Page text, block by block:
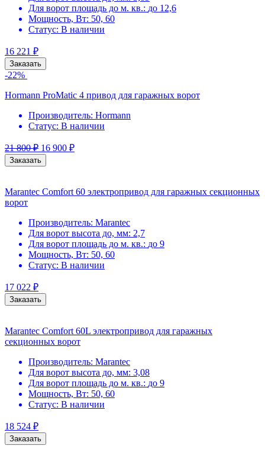
Для ворот площадь до м. кв.: до 12,6
Мощность, Вт: 50, 60
Статус: В наличии
16 221 ₽
Заказать
-22%
Hormann ProMatic 4 привод для гаражных ворот
Производитель: Hormann
Статус: В наличии
21 800₽ 16 900 ₽
Заказать
Marantec Comfort 60 электропривод для гаражных секционных
ворот
Производитель: Marantec
Для ворот высота до, мм: 2,7
Для ворот площадь до м. кв.: до 9
Мощность, Вт: 50, 60
Статус: В наличии
17 022 ₽
Заказать
Marantec Comfort 60L электропривод для гаражных
секционных ворот
Производитель: Marantec
Для ворот высота до, мм: 3,08
Для ворот площадь до м. кв.: до 9
Мощность, Вт: 50, 60
Статус: В наличии
18 524 ₽
Заказать